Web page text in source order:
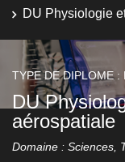
DU Physiologie
TYPE DE DIPLOME
DU
aérospatiale
Domaine : Sciences,